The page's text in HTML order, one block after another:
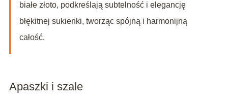
białe złoto, podkreślają subtelność i elegancję
błękitnej sukienki, tworząc spójną i harmonijną
całość.
Apaszki i szale